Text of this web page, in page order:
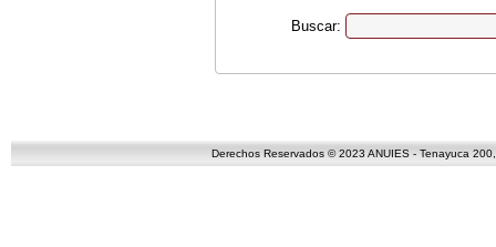
Buscar:
Derechos Reservados © 2023 ANUIES - Tenayuca